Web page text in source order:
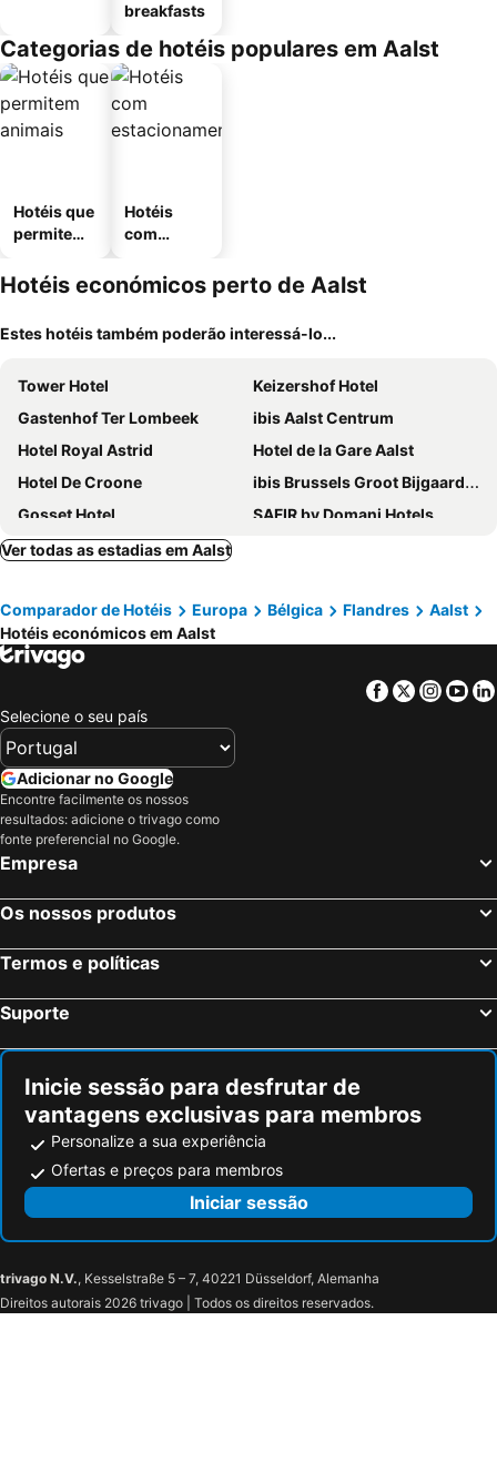
breakfasts
Categorias de hotéis populares em Aalst
Hotéis que
permitem
Hotéis
com
mento
Hotéis económicos perto de Aalst
Estes hotéis também poderão interessá-lo...
Tower Hotel
Keizershof Hotel
Gastenhof Ter Lombeek
ibis Aalst Centrum
Hotel Royal Astrid
Hotel de la Gare Aalst
Hotel De Croone
ibis Brussels Groot Bijgaarden
Gosset Hotel
SAFIR by Domani Hotels
Hotel The New Fox
E40
Hotel Brussels
Ver todas as estadias em Aalst
Comparador de Hotéis Europa Bélgica Flandres
Aalst
Hotéis económicos em Aalst
Facebook
Twitter
Selecione o seu país
Adicionar no Google
Encontre facilmente os nossos
resultados: adicione o trivago como
fonte preferencial no Google.
Empresa
Os nossos produtos
Termos e políticas
Suporte
Inicie sessão para desfrutar de
vantagens exclusivas para membros
Personalize a sua experiência
Ofertas e preços para membros
Iniciar sessão
trivago N.V., Kesselstraße 5 – 7, 40221 Düsseldorf, Alemanha
Direitos autorais 2026 trivago | Todos os direitos reservados.